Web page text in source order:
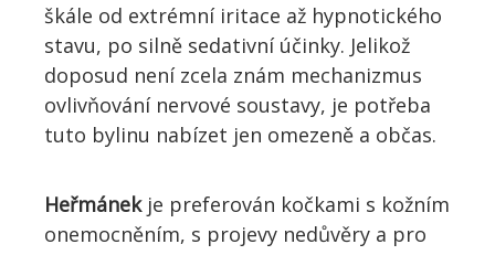
škále od extrémní iritace až hypnotického
stavu, po silně sedativní účinky. Jelikož
doposud není zcela znám mechanizmus
ovlivňování nervové soustavy, je potřeba
tuto bylinu nabízet jen omezeně a občas.
Heřmánekje preferován kočkami s kožním
onemocněním, s projevy nedůvěry a pro